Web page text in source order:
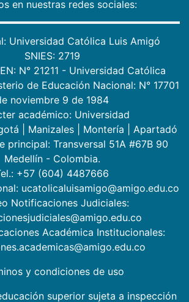
en nuestras redes sociales:
Universidad Católica Luis Amigó
SNIES: 2719
N° 21211 - Universidad Católica
de Educación Nacional: N° 17701
noviembre 9 de 1984
académico: Universidad
Manizales Montería
Apartadó
principal: Transversal 51A #67B 90
Medellín - Colombia.
+57 (604) 4487666
ucatolicaluisamigo@amigo.edu.co
Notificaciones Judiciales:
Académica Institucionales:
y condiciones de uso
superior sujeta a inspección